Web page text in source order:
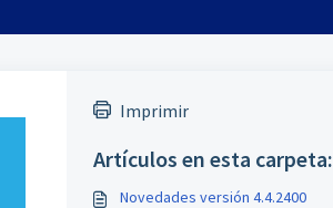
Imprimir
Artículos en esta carpeta:
Novedades versión 4.4.2400